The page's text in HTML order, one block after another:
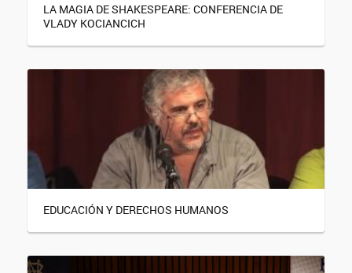
LA MAGIA DE SHAKESPEARE: CONFERENCIA DE
VLADY KOCIANCICH
EDUCACIÓN Y DERECHOS HUMANOS